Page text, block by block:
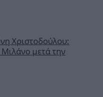
Χριστοδούλου:
μετά την